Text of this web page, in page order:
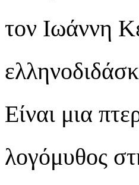
τον Ιωάννη
Είναι μια
λογόμυθος